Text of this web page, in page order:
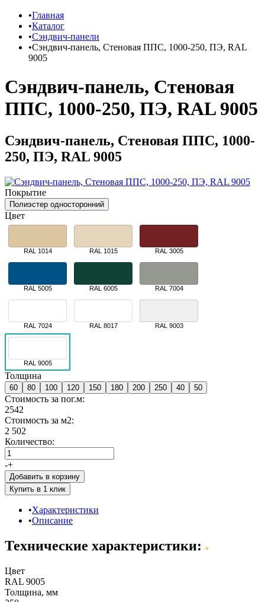
Главная
Каталог
Сэндвич-панели
Сэндвич-панель, Стеновая ППС, 1000-250, ПЭ, RAL
9005
Сэндвич-панель, Стеновая
ППС, 1000-250, ПЭ, RAL 9005
Сэндвич-панель, Стеновая ППС, 1000-
250, ПЭ, RAL 9005
Покрытие
Полиэстер односторонний
Цвет
RAL 1014 RAL 1015 RAL 3005
RAL 5005 RAL 6005 RAL 7004
RAL 7024 RAL 8017 RAL 9003
RAL 9005
Толщина
60 80 100 120 150 180 200 250 40 50
Стоимость за пог.м:
2542
Стоимость за м2:
2 502
Количество:
-+
Добавить в корзину
Характеристики
Описание
Технические характеристики:
Цвет
RAL 9005
Толщина, мм